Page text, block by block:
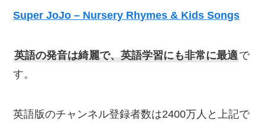
Super JoJo – Nursery Rhymes & Kids Songs
英語の発音は綺麗で、英語学習にも非常に最適 で
す。
英語版のチャンネル登録者数は2400万人と上記で